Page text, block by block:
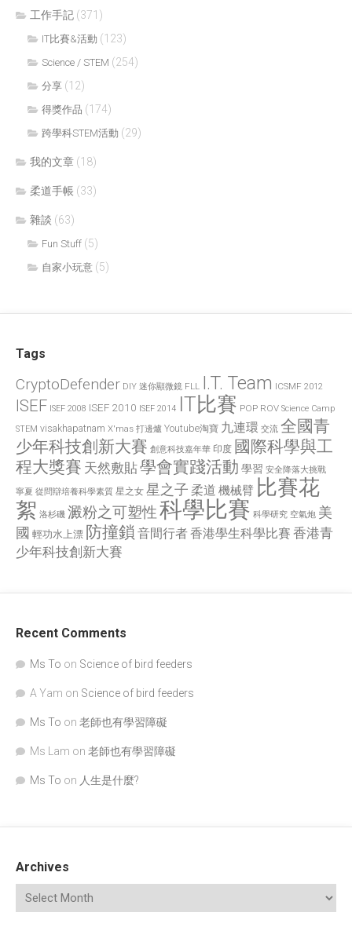
工作手記 (371)
IT比賽&活動 (123)
Science / STEM (254)
分享 (12)
得獎作品 (174)
跨學科STEM活動 (29)
我的文章 (18)
柔道手帳 (33)
雜談 (63)
Fun Stuff (5)
自家小玩意 (5)
Tags
CryptoDefender DIY 迷你顯微鏡 FLL I.T. Team ICSMF 2012
ISEF ISEF 2008 ISEF 2010 ISEF 2014 IT比賽 POP ROV Science Camp
STEM visakhapatnam X'mas 打邊爐 Youtube淘寶 九連環 交流 全國青
少年科技創新大賽 創意科技嘉年華 印度 國際科學與工
程大獎賽 天然敷貼學會實踐活動 學習 安全降落大挑戰
寧夏 從問辯培養科學素質 星之女 星之子 柔道 機械臂 比賽花
絮 洛杉磯 澱粉之可塑性科學比賽 科學研究 空氣炮 美
國 輕功水上漂 防撞鎖 音間行者香港學生科學比賽 香港青
少年科技創新大賽
Recent Comments
Ms To on Science of bird feeders
A Yam on Science of bird feeders
Ms To on 老師也有學習障礙
Ms Lam on 老師也有學習障礙
Ms To on 人生是什麼?
Archives